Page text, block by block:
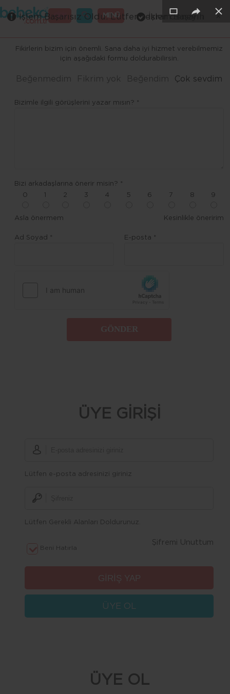
MENÜ
GİRİŞ
Fikirlerin bizim için önemli. Sana daha iyi hizmet verebilmemiz
için aşağıdaki formu doldurabilirsin.
Beğenmedim Fikrim yok Beğendim Çok sevdim
Bizimle ilgili görüşlerini yazar mısın? *
Bizi arkadaşlarına önerir misin? *
0
2 3 4 5 6 7 8 9
Asla önermem Kesinlikle öneririm
Ad Soyad * E-posta *
×
ÜYE GİRİŞİ
Lütfen e-posta adresinizi giriniz
Lütfen Gerekli Alanları Doldurunuz.
Beni Hatırla
Şifremi Unuttum
ÜYE OL
×
ÜYE OL
×
×
İşlem Başarılı ×
İşlem Başarısız Oldu. Lütfen tekrar deneyin ×